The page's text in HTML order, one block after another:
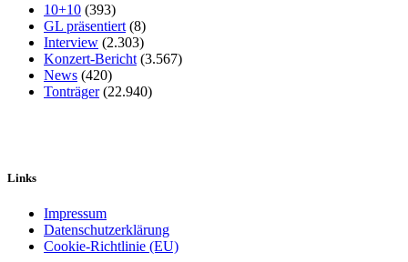
10+10 (393)
GL präsentiert (8)
Interview (2.303)
Konzert-Bericht (3.567)
News (420)
Tonträger(22.940)
Links
Impressum
Datenschutzerklärung
Cookie-Richtlinie (EU)